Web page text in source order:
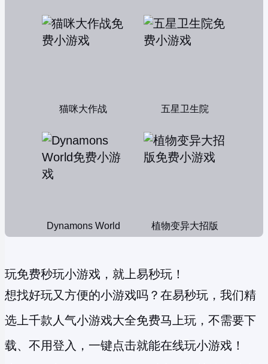
猫咪大作战 五星卫生院
Dynamons World 植物变异大招版
玩免费秒玩小游戏，就上易秒玩！
想找好玩又方便的小游戏吗？在易秒玩，我们精
选上千款人气小游戏大全免费马上玩，不需要下
载、不用登入，一键点击就能在线玩小游戏！